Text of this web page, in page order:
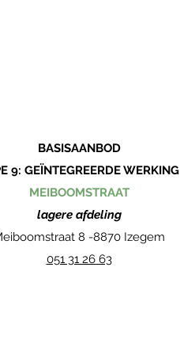
BASISAANBOD
9: GEÏNTEGREERDE WERKING
MEIBOOMSTRAAT
lagere afdeling
8 -8870 Izegem
051 31 26 63